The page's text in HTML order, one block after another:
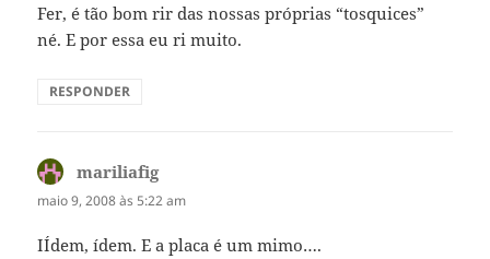
Fer, é tão bom rir das nossas próprias “tosquices”
né. E por essa eu ri muito.
RESPONDER
mariliafigdisse:
maio 9, 2008 às 5:22 am
IÍdem, ídem. E a placa é um mimo….